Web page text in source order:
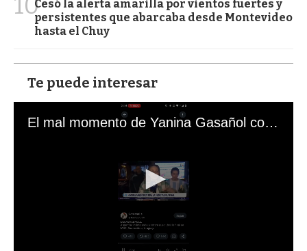
Cesó la alerta amarilla por vientos fuertes y
persistentes que abarcaba desde Montevideo
hasta el Chuy
Te puede interesar
El mal momento de Yanina Gasañol con un hincha argentino en "Subrayado"